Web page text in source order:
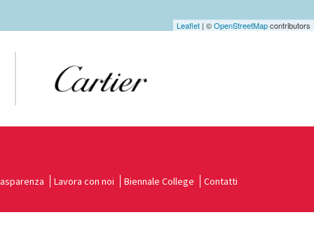
Leaflet | ©OpenStreetMapcontributors
Lavora con noi Biennale College Contatti